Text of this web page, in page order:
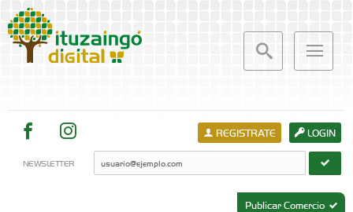
LOGIN
REGISTRATE
NEWSLETTER
Publicar Comercio